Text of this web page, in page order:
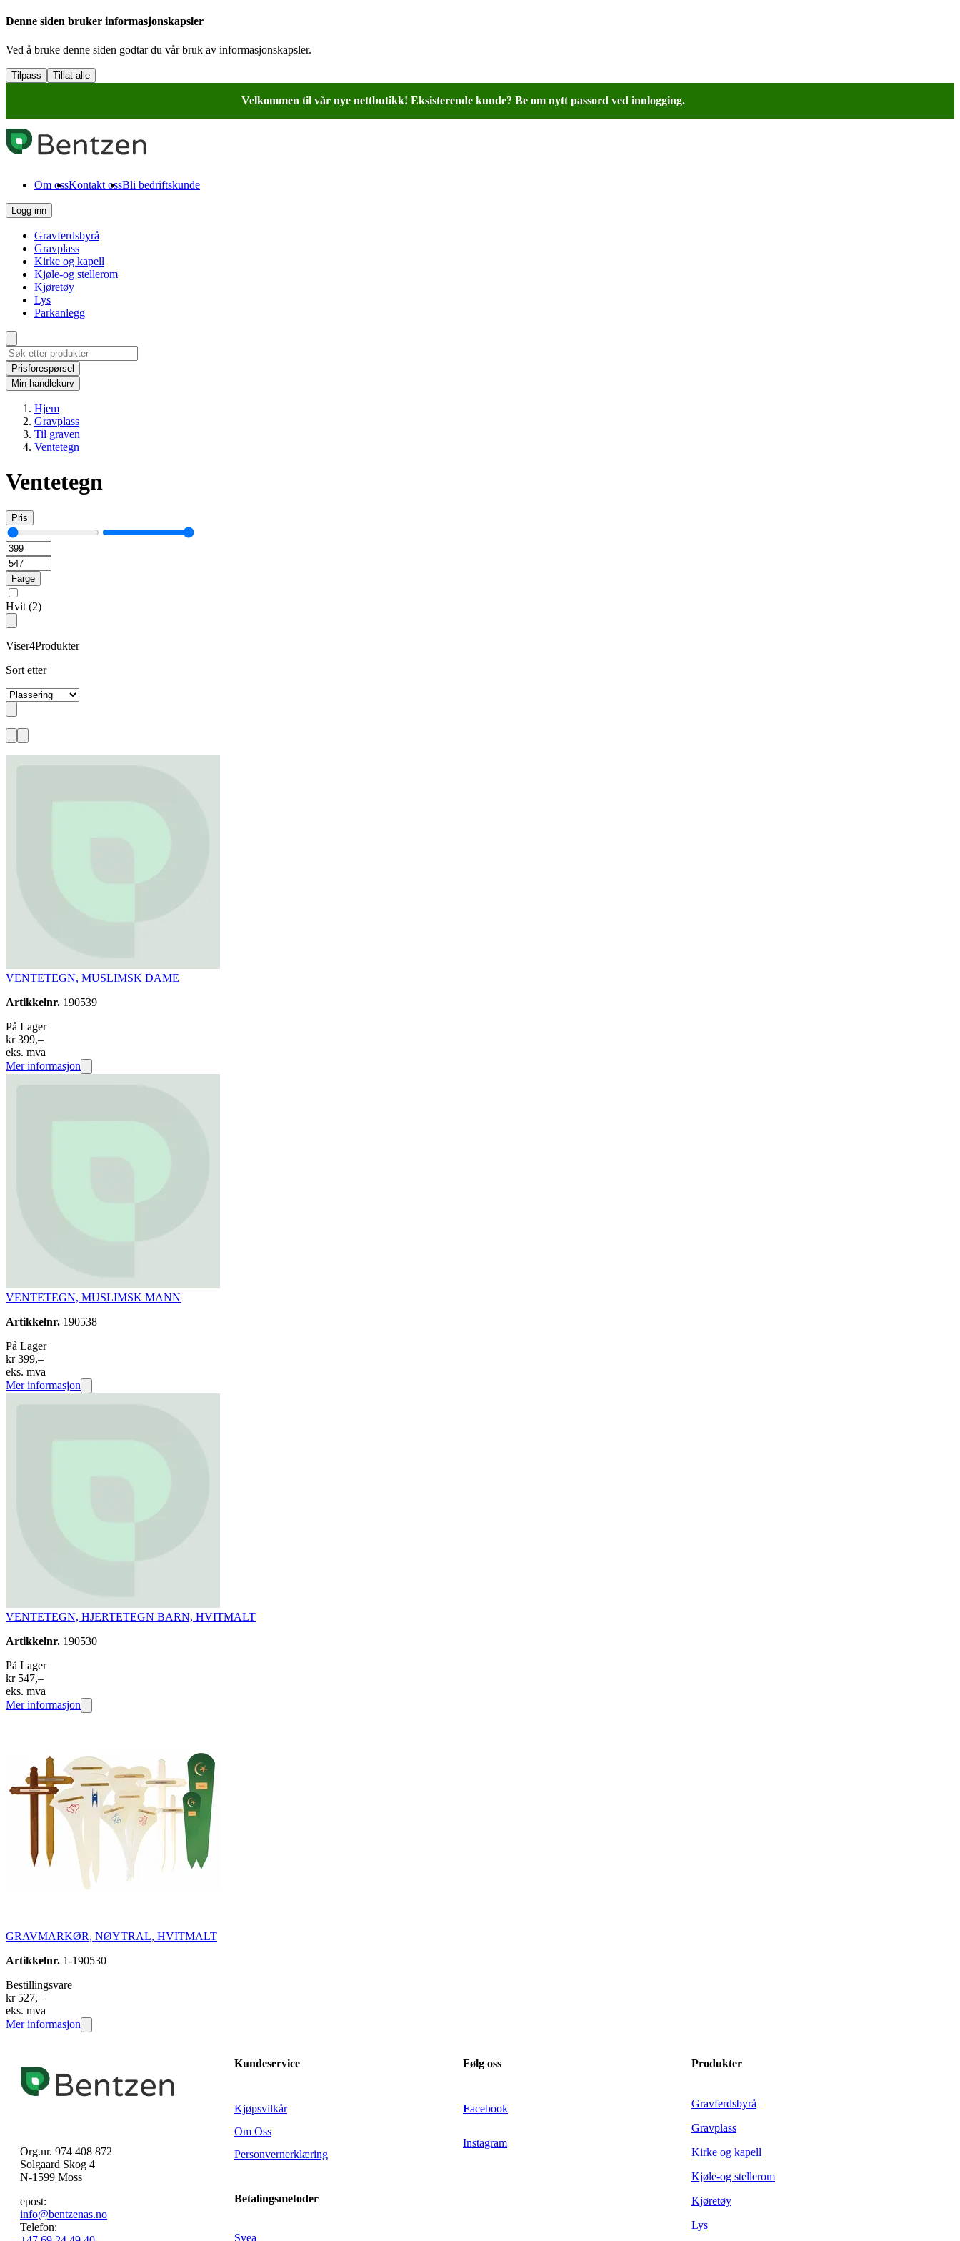
Denne siden bruker informasjonskapsler
Ved å bruke denne siden godtar du vår bruk av informasjonskapsler.
Tilpass Tillat alle
Velkommen til vår nye nettbutikk! Eksisterende kunde? Be om nytt passord ved innlogging.
Om ossKontakt ossBli bedriftskunde
Logg inn
Gravferdsbyrå
Gravplass
Kirke og kapell
Kjøle-og stellerom
Kjøretøy
Lys
Parkanlegg
Prisforespørsel
Min handlekurv
Hjem
Gravplass
Til graven
Ventetegn
Ventetegn
Pris
Farge
Hvit(2)
Viser4Produkter
Sort etter
VENTETEGN, MUSLIMSK DAME
Artikkelnr. 190539
På Lager
kr 399,–
eks. mva
Mer informasjon
VENTETEGN, MUSLIMSK MANN
Artikkelnr. 190538
På Lager
kr 399,–
eks. mva
Mer informasjon
VENTETEGN, HJERTETEGN BARN, HVITMALT
Artikkelnr. 190530
På Lager
kr 547,–
eks. mva
Mer informasjon
GRAVMARKØR, NØYTRAL, HVITMALT
Artikkelnr. 1-190530
Bestillingsvare
kr 527,–
eks. mva
Mer informasjon
Org.nr. 974 408 872
Solgaard Skog 4
N-1599 Moss
epost:
info@bentzenas.no
Telefon:
Kundeservice
Kjøpsvilkår
Om Oss
Personvernerklæring
Betalingsmetoder
Svea
Følg oss
Facebook
Instagram
Produkter
Gravferdsbyrå
Gravplass
Kirke og kapell
Kjøle-og stellerom
Kjøretøy
Lys